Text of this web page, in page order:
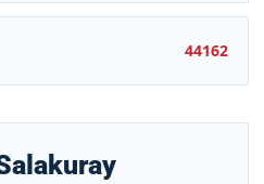
44162